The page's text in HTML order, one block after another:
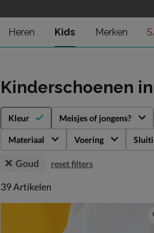
Heren Kids Merken
Kinderschoenen
Kleur Meisjes of jongens?
Materiaal Voering
Goud reset filters
39 artikelen
39Artikelen